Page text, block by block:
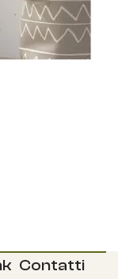
Contatti